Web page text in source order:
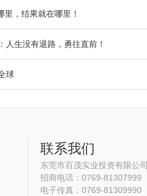
，结果就在哪里！
人生没有退路，勇往直前！
球
联系我们
东莞市百茂实业投资有限公司
招商电话：0769-81307999
电子传真：0769-81309990